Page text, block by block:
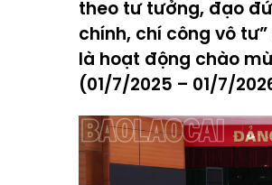
theo tư tưởng, đạo
chính, chí công vô
là hoạt động chào
(01/7/2025 – 01/7/